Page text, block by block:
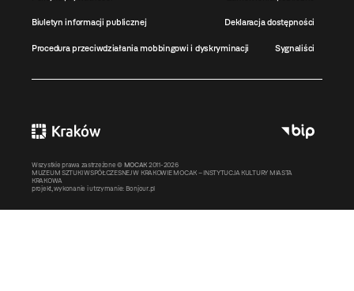
Biuletyn informacji publicznej Deklaracja dostępności
Procedura przeciwdziałania mobbingowi i dyskryminacji Sygnaliści
Wszystkie prawa zastrzeżone © MOCAK 2011-2026
MUZEUM SZTUKI WSPÓŁCZESNEJ W KRAKOWIE MOCAK – INSTYTUCJA KULTURY MIASTA
KRAKOWA
projekt, wykonanie i utrzymanie: Bonjour.pl